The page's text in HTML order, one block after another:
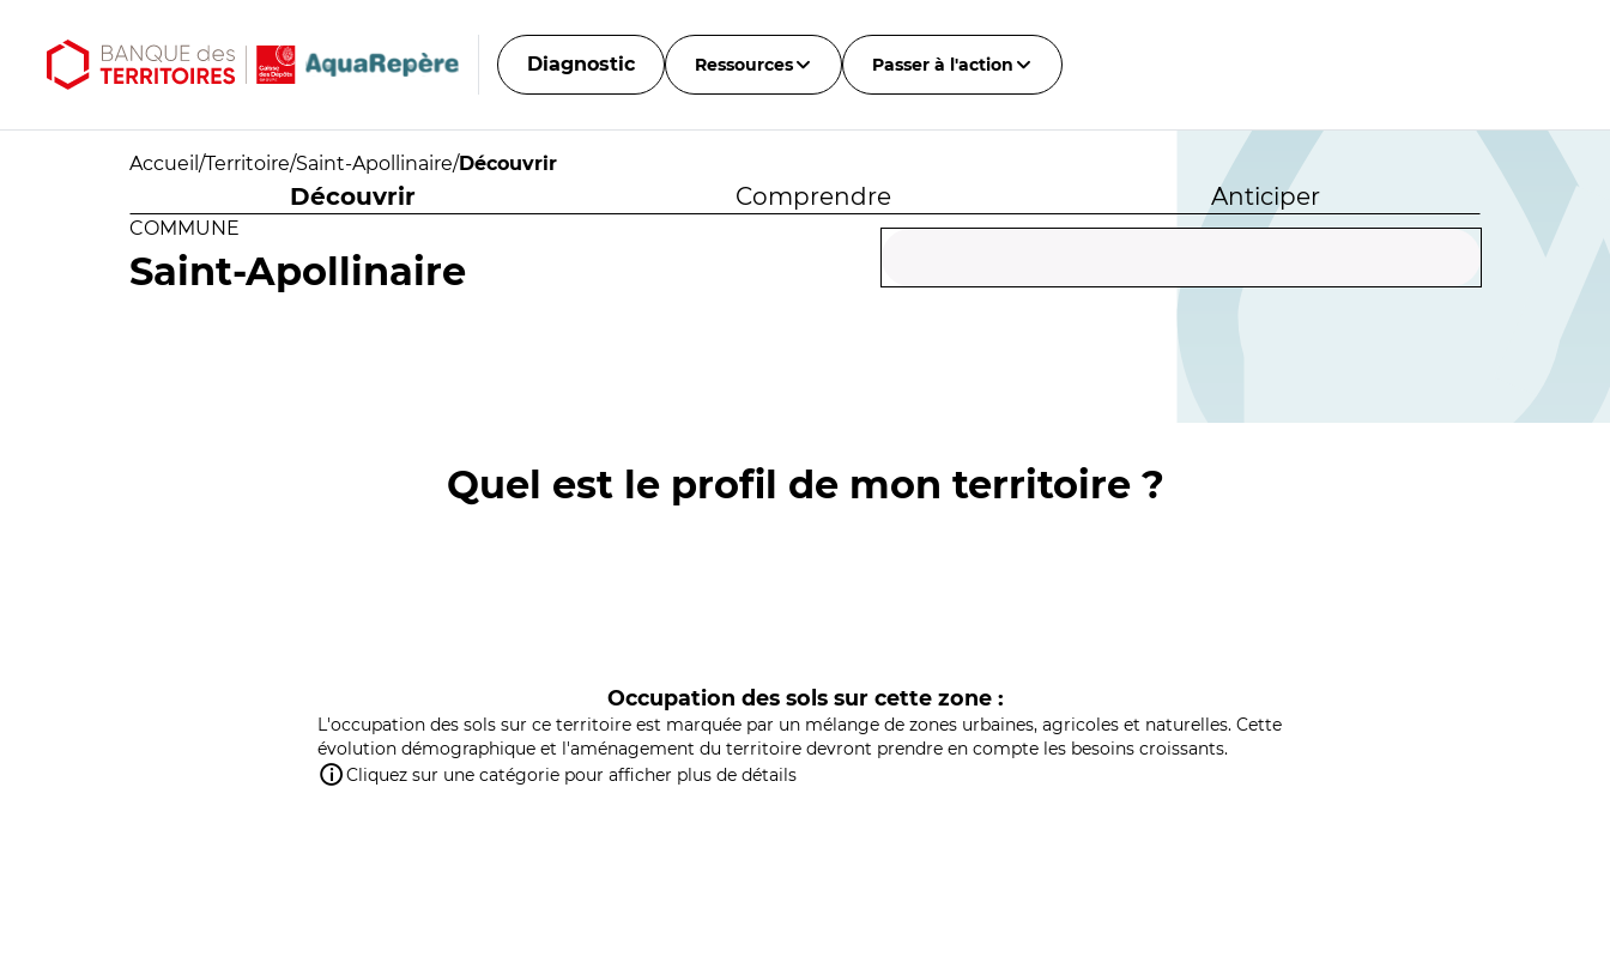
Diagnostic Ressources Passer à l'action
Accueil /Territoire/Saint-Apollinaire/Découvrir
Découvrir Comprendre Anticiper
COMMUNE
Saint-Apollinaire
Quel est le profil de mon territoire ?
Occupation des sols sur cette zone :
L'occupation des sols sur ce territoire est marquée par un mélange de zones urbaines, agricoles et naturelles. Cette
évolution démographique et l'aménagement du territoire devront prendre en compte les besoins croissants.
Cliquez sur une catégorie pour afficher plus de détails